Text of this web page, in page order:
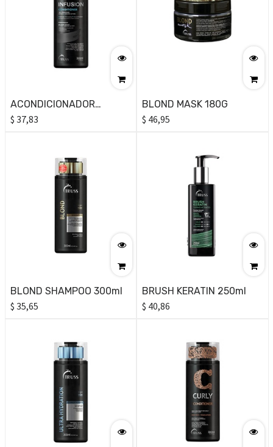
ACONDICIONADOR
INFUSION 300 ML
$ 37,83
BLOND MASK 180G
$ 46,95
BLOND SHAMPOO 300ml
$ 35,65
BRUSH KERATIN 250ml
$ 40,86